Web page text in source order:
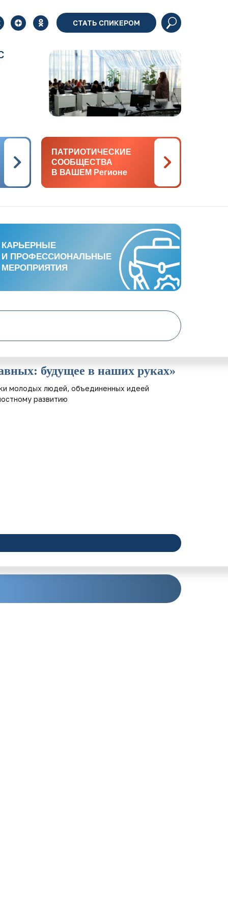
СТАТЬ СПИКЕРОМ
ПАТРИОТИЧЕСКИЕ
СООБЩЕСТВА
В ВАШЕМ Регионе
ПАТРИОТИЧЕСКИЕ
СООБЩЕСТВА
В ВАШЕМ Регионе
КАРЬЕРНЫЕ
И ПРОФЕССИОНАЛЬНЫЕ
МЕРОПРИЯТИЯ
КАРЬЕРНЫЕ
И ПРОФЕССИОНАЛЬНЫЕ
МЕРОПРИЯТИЯ
будущее в наших руках»
молодых людей, объединенных идеей
развитию